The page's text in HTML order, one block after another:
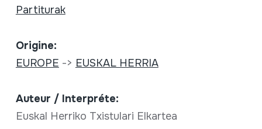
Partiturak
Origine:
EUROPE -> EUSKAL HERRIA
Auteur / Interpréte:
Euskal Herriko Txistulari Elkartea